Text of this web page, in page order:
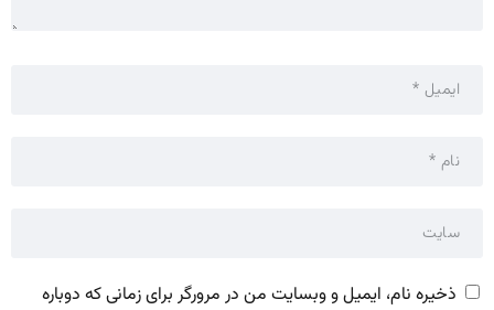
ذخیره نام، ایمیل و وبسایت من در مرورگر برای زمانی که دوباره